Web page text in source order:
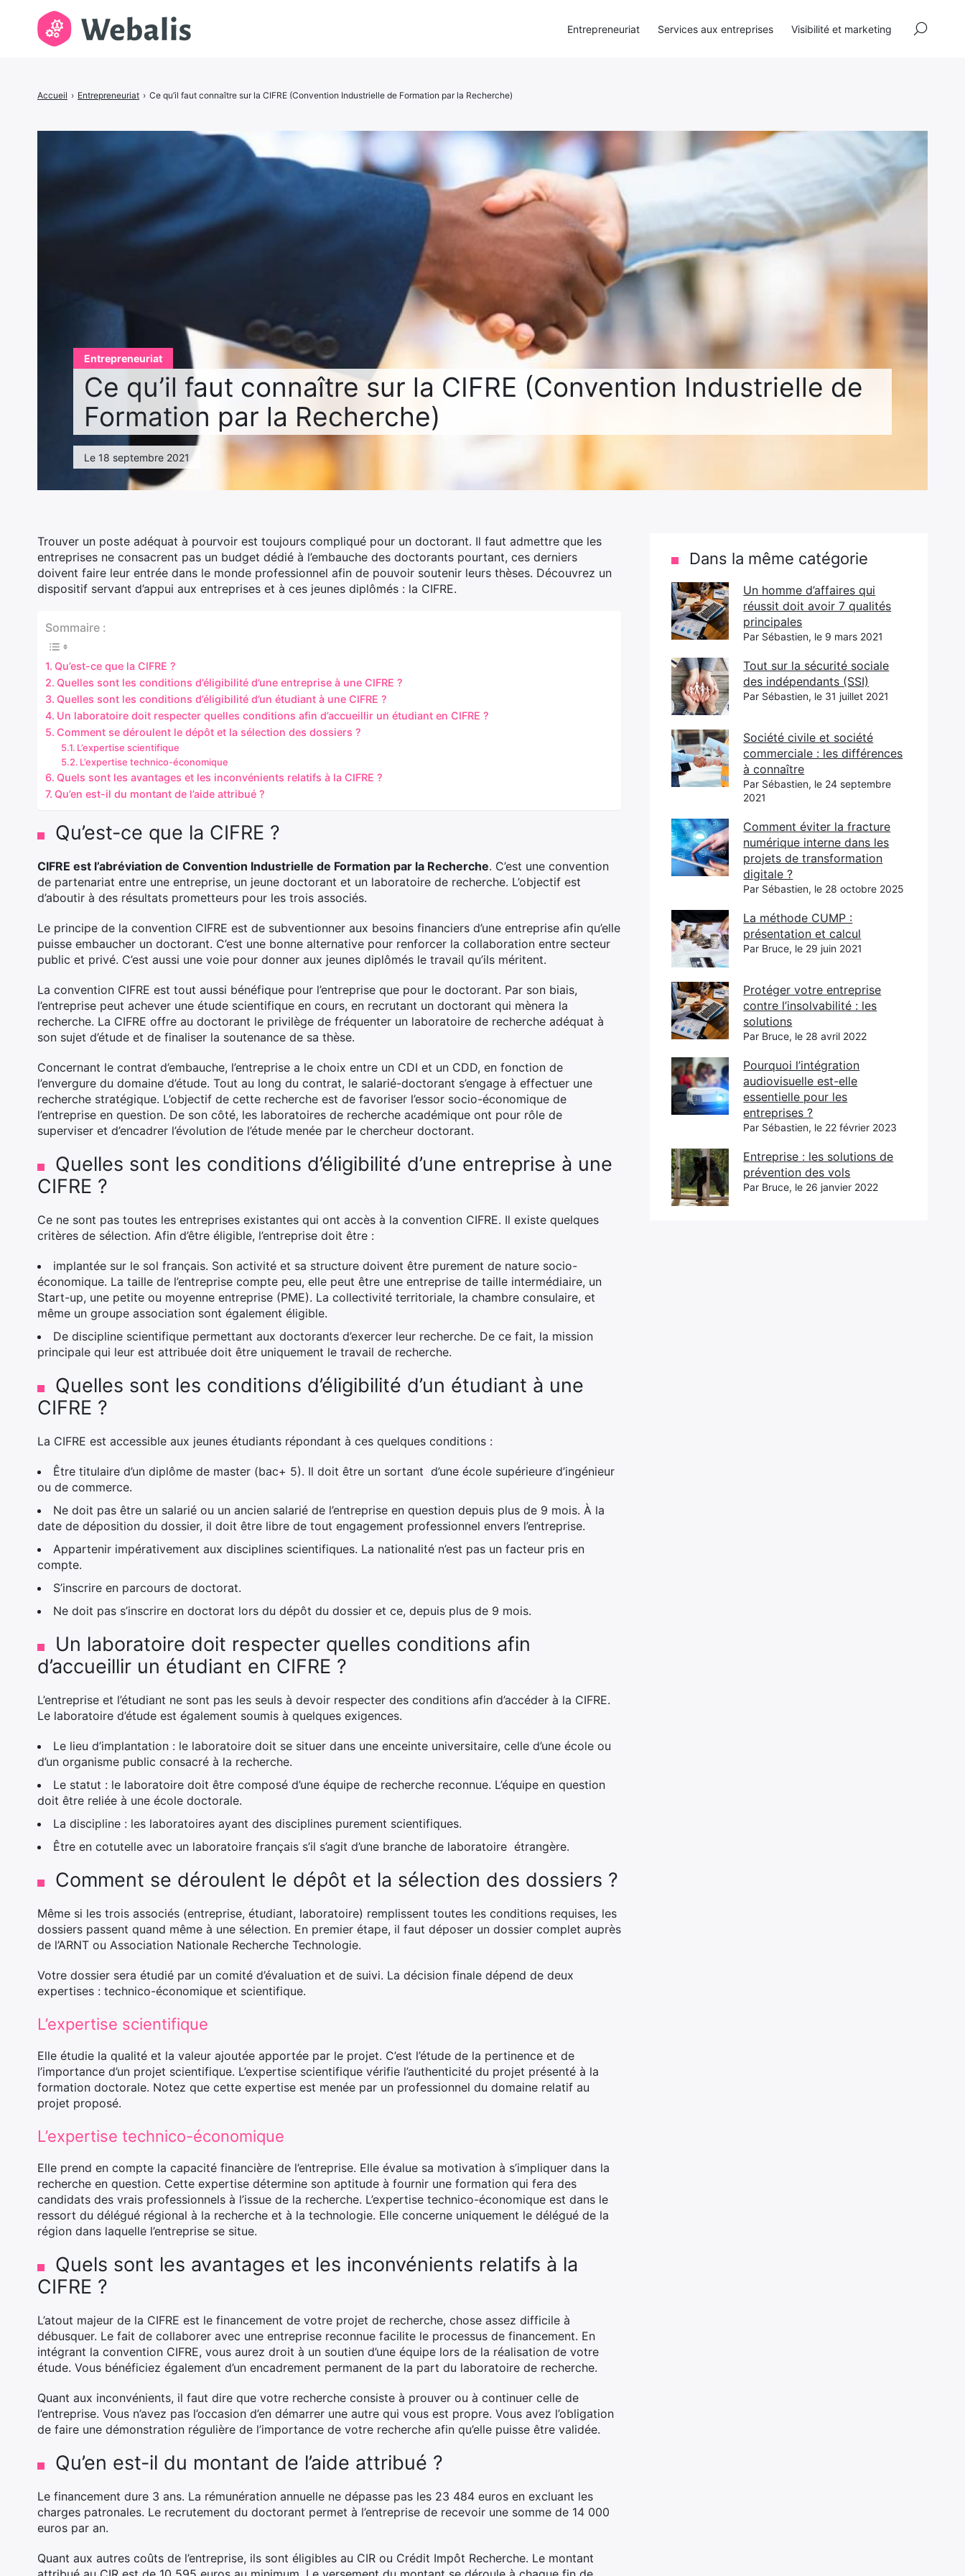
Entrepreneuriat
Ce qu’il faut connaître sur la CIFRE (Convention Industrielle de
Formation par la Recherche)
Le 18 septembre 2021
Accueil › Entrepreneuriat › Ce qu’il faut connaître sur la CIFRE (Convention Industrielle de Formation par la Recherche)
Trouver un poste adéquat à pourvoir est toujours compliqué pour un doctorant. Il faut admettre que les
entreprises ne consacrent pas un budget dédié à l’embauche des doctorants pourtant, ces derniers
doivent faire leur entrée dans le monde professionnel afin de pouvoir soutenir leurs thèses. Découvrez un
dispositif servant d’appui aux entreprises et à ces jeunes diplômés : la CIFRE.
Sommaire :
Qu’est-ce que la CIFRE ?
Quelles sont les conditions d’éligibilité d’une entreprise à une CIFRE ?
Quelles sont les conditions d’éligibilité d’un étudiant à une CIFRE ?
Un laboratoire doit respecter quelles conditions afin d’accueillir un étudiant en CIFRE ?
Comment se déroulent le dépôt et la sélection des dossiers ?
L’expertise scientifique
L’expertise technico-économique
Quels sont les avantages et les inconvénients relatifs à la CIFRE ?
Qu’en est-il du montant de l’aide attribué ?
Qu’est-ce que la CIFRE ?
CIFRE est l’abréviation de Convention Industrielle de Formation par la Recherche. C’est une convention
de partenariat entre une entreprise, un jeune doctorant et un laboratoire de recherche. L’objectif est
d’aboutir à des résultats prometteurs pour les trois associés.
Le principe de la convention CIFRE est de subventionner aux besoins financiers d’une entreprise afin qu’elle
puisse embaucher un doctorant. C’est une bonne alternative pour renforcer la collaboration entre secteur
public et privé. C’est aussi une voie pour donner aux jeunes diplômés le travail qu’ils méritent.
La convention CIFRE est tout aussi bénéfique pour l’entreprise que pour le doctorant. Par son biais,
l’entreprise peut achever une étude scientifique en cours, en recrutant un doctorant qui mènera la
recherche. La CIFRE offre au doctorant le privilège de fréquenter un laboratoire de recherche adéquat à
son sujet d’étude et de finaliser la soutenance de sa thèse.
Concernant le contrat d’embauche, l’entreprise a le choix entre un CDI et un CDD, en fonction de
l’envergure du domaine d’étude. Tout au long du contrat, le salarié-doctorant s’engage à effectuer une
recherche stratégique. L’objectif de cette recherche est de favoriser l’essor socio-économique de
l’entreprise en question. De son côté, les laboratoires de recherche académique ont pour rôle de
superviser et d’encadrer l’évolution de l’étude menée par le chercheur doctorant.
Quelles sont les conditions d’éligibilité d’une entreprise à une
CIFRE ?
Ce ne sont pas toutes les entreprises existantes qui ont accès à la convention CIFRE. Il existe quelques
critères de sélection. Afin d’être éligible, l’entreprise doit être :
implantée sur le sol français. Son activité et sa structure doivent être purement de nature socio-
économique. La taille de l’entreprise compte peu, elle peut être une entreprise de taille intermédiaire, un
Start-up, une petite ou moyenne entreprise (PME). La collectivité territoriale, la chambre consulaire, et
même un groupe association sont également éligible.
De discipline scientifique permettant aux doctorants d’exercer leur recherche. De ce fait, la mission
principale qui leur est attribuée doit être uniquement le travail de recherche.
Quelles sont les conditions d’éligibilité d’un étudiant à une
CIFRE ?
La CIFRE est accessible aux jeunes étudiants répondant à ces quelques conditions :
Être titulaire d’un diplôme de master (bac+ 5). Il doit être un sortant d’une école supérieure d’ingénieur
ou de commerce.
Ne doit pas être un salarié ou un ancien salarié de l’entreprise en question depuis plus de 9 mois. À la
date de déposition du dossier, il doit être libre de tout engagement professionnel envers l’entreprise.
Appartenir impérativement aux disciplines scientifiques. La nationalité n’est pas un facteur pris en
compte.
S’inscrire en parcours de doctorat.
Ne doit pas s’inscrire en doctorat lors du dépôt du dossier et ce, depuis plus de 9 mois.
Un laboratoire doit respecter quelles conditions afin
d’accueillir un étudiant en CIFRE ?
L’entreprise et l’étudiant ne sont pas les seuls à devoir respecter des conditions afin d’accéder à la CIFRE.
Le laboratoire d’étude est également soumis à quelques exigences.
Le lieu d’implantation : le laboratoire doit se situer dans une enceinte universitaire, celle d’une école ou
d’un organisme public consacré à la recherche.
Le statut : le laboratoire doit être composé d’une équipe de recherche reconnue. L’équipe en question
doit être reliée à une école doctorale.
La discipline : les laboratoires ayant des disciplines purement scientifiques.
Être en cotutelle avec un laboratoire français s’il s’agit d’une branche de laboratoire étrangère.
Comment se déroulent le dépôt et la sélection des dossiers ?
Même si les trois associés (entreprise, étudiant, laboratoire) remplissent toutes les conditions requises, les
dossiers passent quand même à une sélection. En premier étape, il faut déposer un dossier complet auprès
de l’ARNT ou Association Nationale Recherche Technologie.
Votre dossier sera étudié par un comité d’évaluation et de suivi. La décision finale dépend de deux
expertises : technico-économique et scientifique.
L’expertise scientifique
Elle étudie la qualité et la valeur ajoutée apportée par le projet. C’est l’étude de la pertinence et de
l’importance d’un projet scientifique. L’expertise scientifique vérifie l’authenticité du projet présenté à la
formation doctorale. Notez que cette expertise est menée par un professionnel du domaine relatif au
projet proposé.
L’expertise technico-économique
Elle prend en compte la capacité financière de l’entreprise. Elle évalue sa motivation à s’impliquer dans la
recherche en question. Cette expertise détermine son aptitude à fournir une formation qui fera des
candidats des vrais professionnels à l’issue de la recherche. L’expertise technico-économique est dans le
ressort du délégué régional à la recherche et à la technologie. Elle concerne uniquement le délégué de la
région dans laquelle l’entreprise se situe.
Quels sont les avantages et les inconvénients relatifs à la
CIFRE ?
L’atout majeur de la CIFRE est le financement de votre projet de recherche, chose assez difficile à
débusquer. Le fait de collaborer avec une entreprise reconnue facilite le processus de financement. En
intégrant la convention CIFRE, vous aurez droit à un soutien d’une équipe lors de la réalisation de votre
étude. Vous bénéficiez également d’un encadrement permanent de la part du laboratoire de recherche.
Quant aux inconvénients, il faut dire que votre recherche consiste à prouver ou à continuer celle de
l’entreprise. Vous n’avez pas l’occasion d’en démarrer une autre qui vous est propre. Vous avez l’obligation
de faire une démonstration régulière de l’importance de votre recherche afin qu’elle puisse être validée.
Qu’en est-il du montant de l’aide attribué ?
Le financement dure 3 ans. La rémunération annuelle ne dépasse pas les 23 484 euros en excluant les
charges patronales. Le recrutement du doctorant permet à l’entreprise de recevoir une somme de 14 000
euros par an.
Quant aux autres coûts de l’entreprise, ils sont éligibles au CIR ou Crédit Impôt Recherche. Le montant
Dans la même catégorie
Un homme d’affaires qui
réussit doit avoir 7 qualités
principales
Par Sébastien, le 9 mars 2021
Tout sur la sécurité sociale
des indépendants (SSI)
Par Sébastien, le 31 juillet 2021
Société civile et société
commerciale : les différences
à connaître
Par Sébastien, le 24 septembre
2021
Comment éviter la fracture
numérique interne dans les
projets de transformation
digitale ?
Par Sébastien, le 28 octobre 2025
La méthode CUMP :
présentation et calcul
Par Bruce, le 29 juin 2021
Protéger votre entreprise
contre l’insolvabilité : les
solutions
Par Bruce, le 28 avril 2022
Pourquoi l’intégration
audiovisuelle est-elle
essentielle pour les
entreprises ?
Par Sébastien, le 22 février 2023
Entreprise : les solutions de
prévention des vols
Par Bruce, le 26 janvier 2022
Entrepreneuriat Services aux entreprises Visibilité et marketing
×
Rechercher